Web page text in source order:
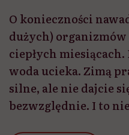
O konieczności
dużych)
ciepłych miesiącach.
woda ucieka. Zimą
silne, ale nie dajcie
bezwzględnie. I to